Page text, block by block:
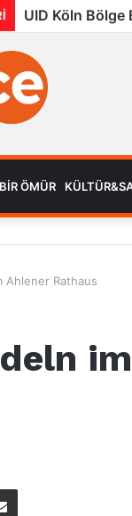
ÖMÜR
Ahlener Rathaus